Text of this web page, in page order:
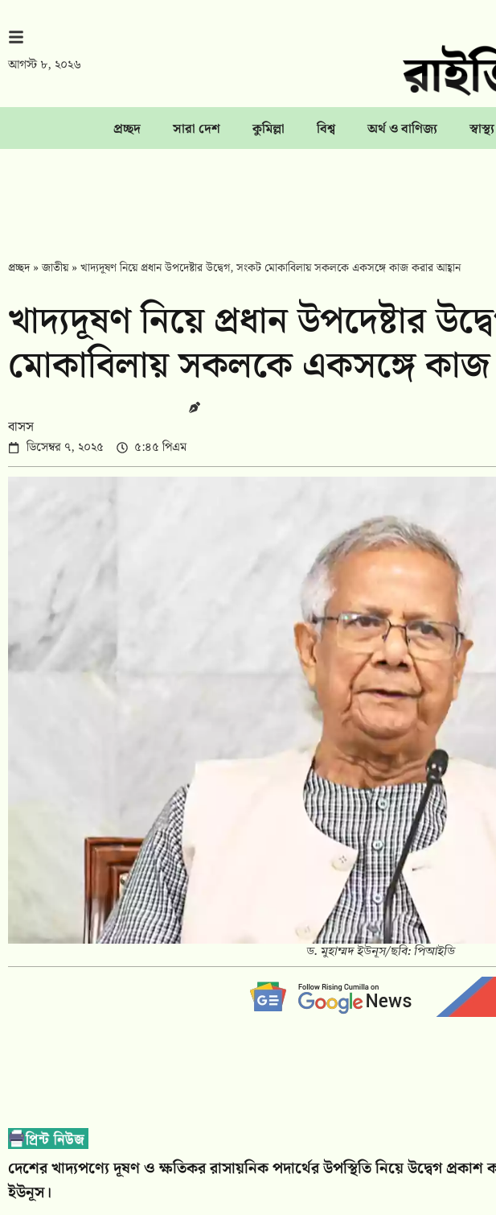
আগস্ট ৮, ২০২৬
প্রচ্ছদ সারা দেশ কুমিল্লা বিশ্ব অর্থ ও বাণিজ্য স্বাস্থ্য
প্রচ্ছদ»জাতীয়»খাদ্যদূষণ নিয়ে প্রধান উপদেষ্টার উদ্বেগ, সংকট মোকাবিলায় সকলকে একসঙ্গে কাজ করার আহ্বান
খাদ্যদূষণ নিয়ে প্রধান উপদেষ্টার
মোকাবিলায় সকলকে একসঙ্গে কাজ
বাসস
ডিসেম্বর ৭, ২০২৫ ৫:৪৫ পিএম
ড. মুহাম্মদ ইউনূস/ছবি: পিআইডি
দেশের খাদ্যপণ্যে দূষণ ও ক্ষতিকর রাসায়নিক পদার্থের উপস্থিতি নিয়ে উদ্বেগ প্রকাশ
ইউনূস।